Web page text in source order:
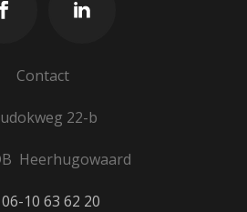
Contact
22-b
Heerhugowaard
06-10 63 62 20